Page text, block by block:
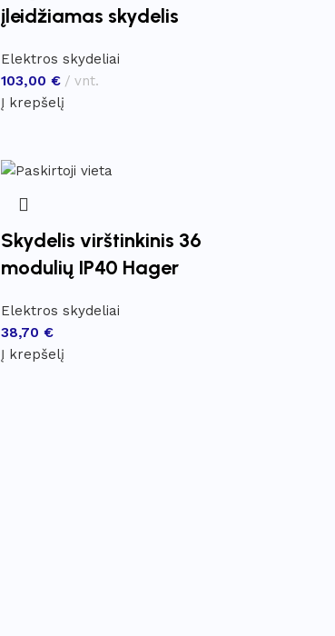
įleidžiamas skydelis
Elektros skydeliai
103,00 €
vnt.
Į krepšelį
Skydelis virštinkinis 36
modulių IP40 Hager
Elektros skydeliai
38,70 €
Į krepšelį